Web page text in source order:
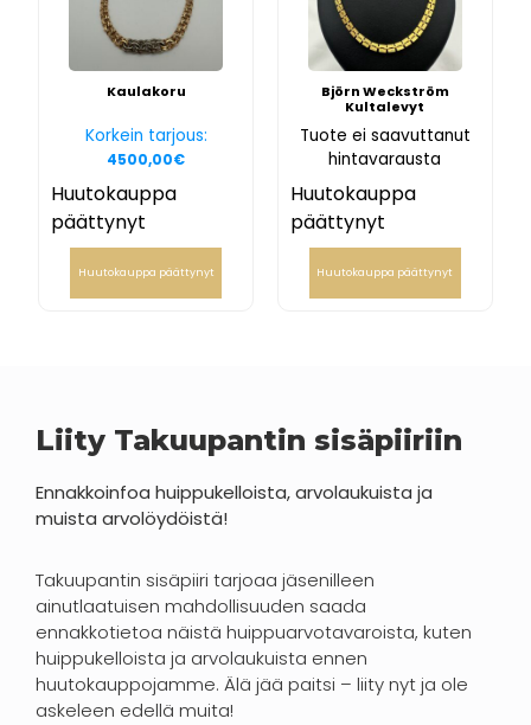
Kaulakoru
Korkein tarjous:
4500,00€
Huutokauppa
päättynyt
Huutokauppa päättynyt
Björn Weckström
Kultalevyt
Tuote ei saavuttanut
hintavarausta
Huutokauppa
päättynyt
Huutokauppa päättynyt
Liity Takuupantin sisäpiiriin
Ennakkoinfoa huippukelloista, arvolaukuista ja
muista arvolöydöistä!
Takuupantin sisäpiiri tarjoaa jäsenilleen
ainutlaatuisen mahdollisuuden saada
ennakkotietoa näistä huippuarvotavaroista, kuten
huippukelloista ja arvolaukuista ennen
huutokauppojamme. Älä jää paitsi – liity nyt ja ole
askeleen edellä muita!